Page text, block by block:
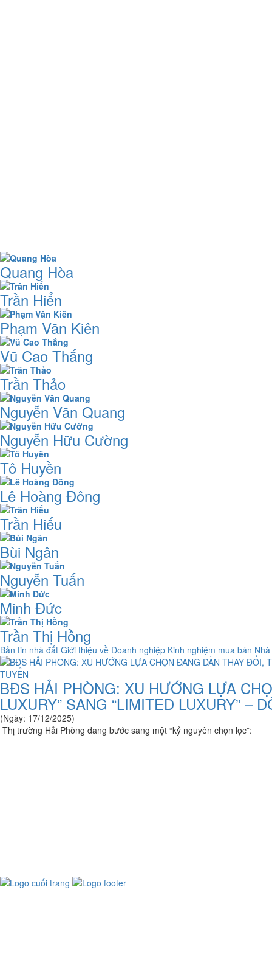
Quang Hòa
Trần Hiển
Phạm Văn Kiên
Vũ Cao Thắng
Trần Thảo
Nguyễn Văn Quang
Nguyễn Hữu Cường
Tô Huyền
Lê Hoàng Đông
Trần Hiếu
Bùi Ngân
Nguyễn Tuấn
Minh Đức
Trần Thị Hồng
Bản tin nhà đất Giới thiệu về Doanh nghiệp Kinh nghiệm mua bán
BĐS HẢI PHÒNG: XU HƯỚNG LỰA
LUXURY” SANG “LIMITED LUXURY” –
(Ngày: 17/12/2025)
Thị trường Hải Phòng đang bước sang một “kỷ nguyên chọn lọc”: